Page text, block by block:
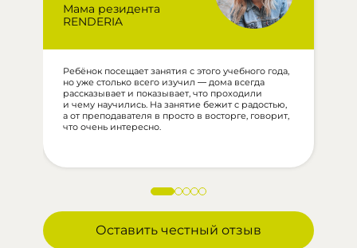
Оставить честный отзыв
Мама резидента
RENDERIA
Ребёнок посещает занятия с этого учебного года,
но уже столько всего изучил — дома всегда
рассказывает и показывает, что проходили
и чему научились. На занятие бежит с радостью,
а от преподавателя в просто в восторге, говорит,
что очень интересно.